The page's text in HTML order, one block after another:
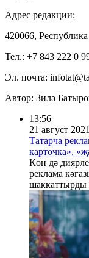
Адрес редакции:
420066,
Тел.: +7 843 222 0
Эл. почта:
Автор: Зилә
13:56
21 август 2021
Татарча
карточка»,
Көн дә
реклама
шаккаттырды